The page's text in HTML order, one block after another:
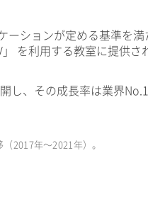
ーションが定める基準を満
を利用する教室に提供さ
し、その成長率は業界
2017年〜2021年）。